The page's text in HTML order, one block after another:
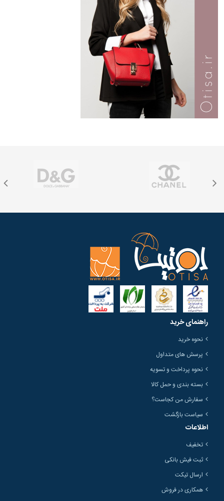
راهنمای خرید
نحوه خرید
پرسش های متداول
نحوه پرداخت و تسویه
بسته بندی و حمل کالا
سفارش من کجاست؟
سیاست بازگشت
اطلاعات
تخفیف
ثبت فیش بانکی
ارسال تیکت
همکاری در فروش